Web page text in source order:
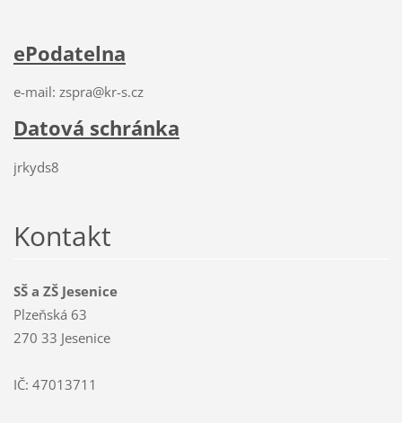
ePodatelna
e-mail: zspra@kr-s.cz
Datová schránka
jrkyds8
Kontakt
SŠ a ZŠ Jesenice
Plzeňská 63
270 33 Jesenice
IČ: 47013711